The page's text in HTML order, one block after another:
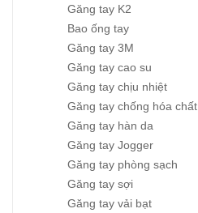
Găng tay K2
Bao ống tay
Găng tay 3M
Găng tay cao su
Găng tay chịu nhiệt
Găng tay chống hóa chất
Găng tay hàn da
Găng tay Jogger
Găng tay phòng sạch
Găng tay sợi
Găng tay vải bạt